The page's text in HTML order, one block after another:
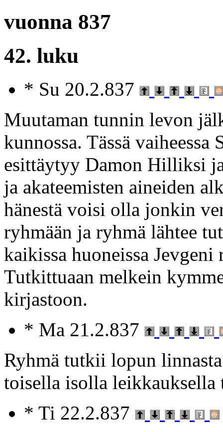
vuonna 837
42. luku
* Su 20.2.837
Muutaman tunnin levon
kunnossa. Tässä
esittäytyy Damon Hilliksi
ja akateemisten aineiden
hänestä voisi olla jonkin
ryhmään ja ryhmä lähtee
kaikissa huoneissa
Tutkittuaan melkein
kirjastoon.
* Ma 21.2.837
Ryhmä tutkii lopun
toisella isolla leikkauksella
* Ti 22.2.837